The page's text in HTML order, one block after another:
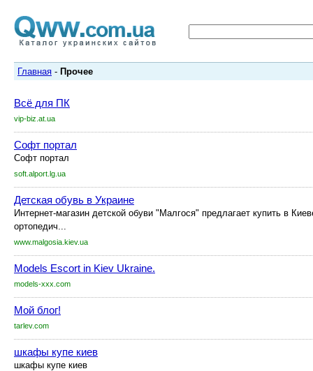
Главная - Прочее
Всё для ПК
vip-biz.at.ua
Софт портал
Софт портал
soft.alport.lg.ua
Детская обувь в Украине
Интернет-магазин детской обуви "Малгося" предлагает купить в
ортопедич...
www.malgosia.kiev.ua
Models Escort in Kiev Ukraine.
models-xxx.com
Мой блог!
tarlev.com
шкафы купе киев
шкафы купе киев